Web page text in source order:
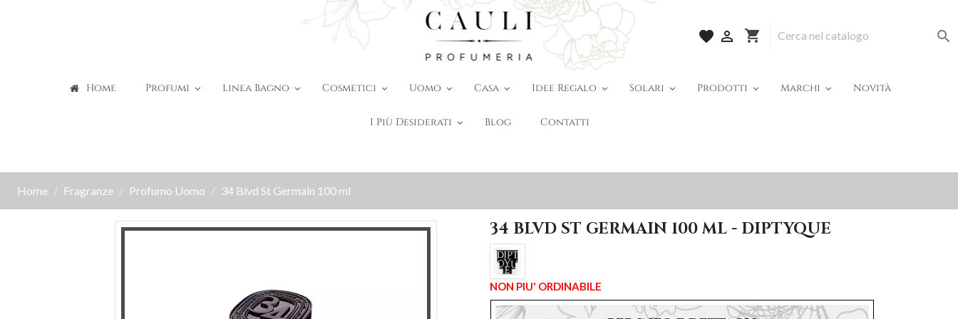
favorite  shopping_cart 
Home Profumi Linea Bagno Cosmetici Uomo Casa Idee Regalo Solari Prodotti Marchi Novità
I Più Desiderati Blog Contatti
Home Fragranze Profumo Uomo 34 Blvd St Germain 100 ml
34 BLVD ST GERMAIN 100 ML - DIPTYQUE
NON PIU' ORDINABILE